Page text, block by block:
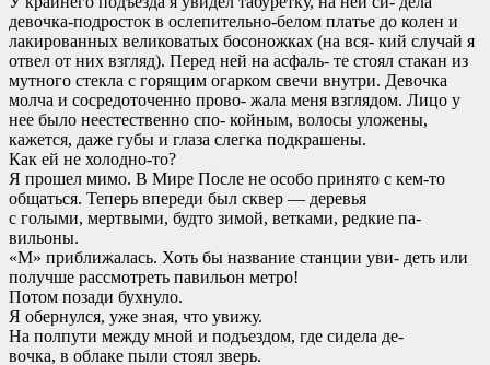
девочка-подросток в ослепительно-белом платье до колен и
лакированных великоватых босоножках (на вся- кий случай я
отвел от них взгляд). Перед ней на асфаль- те стоял стакан из
мутного стекла с горящим огарком свечи внутри. Девочка
молча и сосредоточенно прово- жала меня взглядом. Лицо у
нее было неестественно спо- койным, волосы уложены,
кажется, даже губы и глаза слегка подкрашены.
Как ей не холодно-то?
Я прошел мимо. В Мире После не особо принято с кем-то
общаться. Теперь впереди был сквер — деревья
с голыми, мертвыми, будто зимой, ветками, редкие па-
вильоны.
«М» приближалась. Хоть бы название станции уви- деть или
получше рассмотреть павильон метро!
Потом позади бухнуло.
Я обернулся, уже зная, что увижу.
На полпути между мной и подъездом, где сидела де-
вочка, в облаке пыли стоял зверь.